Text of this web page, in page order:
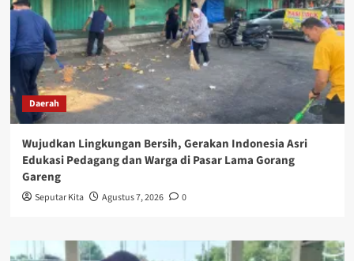
Daerah
Wujudkan Lingkungan Bersih, Gerakan Indonesia Asri
Edukasi Pedagang dan Warga di Pasar Lama Gorang
Gareng
Seputar Kita Agustus 7, 2026 0